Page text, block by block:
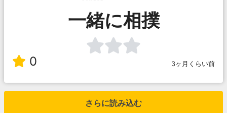
一緒に相撲
0 3ヶ月くらい前
さらに読み込む